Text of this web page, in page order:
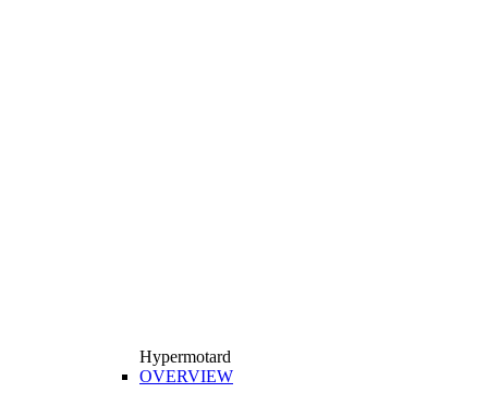
Hypermotard
OVERVIEW